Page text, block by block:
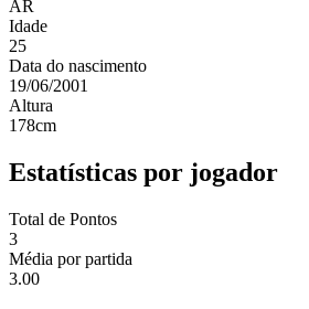
AR
Idade
25
Data do nascimento
19/06/2001
Altura
178cm
Estatísticas por jogador
Total de Pontos
3
Média por partida
3.00